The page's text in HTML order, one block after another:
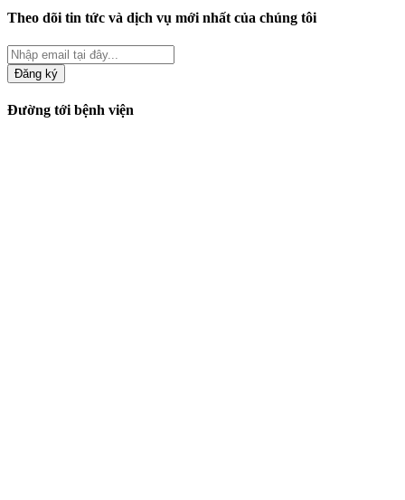
Theo dõi tin tức và dịch vụ mới nhất của chúng tôi
Đăng ký
Đường tới bệnh viện